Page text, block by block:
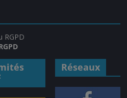
RGPD
Réseaux